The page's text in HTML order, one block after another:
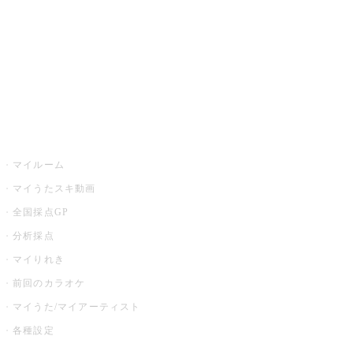
マイルーム
マイうたスキ動画
全国採点GP
分析採点
マイりれき
前回のカラオケ
マイうた/マイアーティスト
各種設定